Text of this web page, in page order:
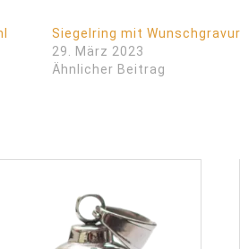
Siegelring mit
29. März 2023
Ähnlicher Beitrag